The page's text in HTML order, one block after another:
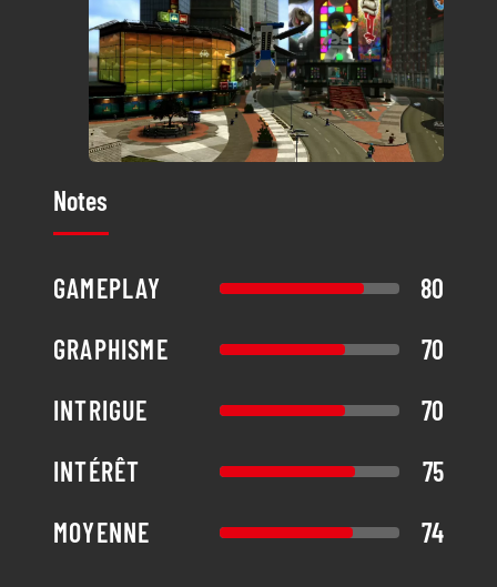
Notes
GAMEPLAY
80
GRAPHISME
70
INTRIGUE
70
INTÉRÊT
75
MOYENNE
74